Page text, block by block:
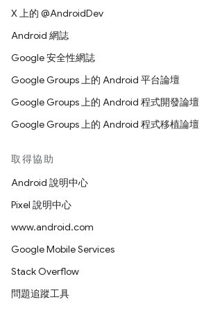
X 上的 @AndroidDev
Android 網誌
Google 安全性網誌
Google Groups 上的 Android 平台論壇
Google Groups 上的 Android 程式開發論壇
Google Groups 上的 Android 程式移植論壇
取得協助
Android 說明中心
Pixel 說明中心
www.android.com
Google Mobile Services
Stack Overflow
問題追蹤工具